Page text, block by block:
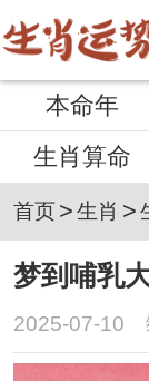
本命年
生肖算命
首页>生肖 >
梦到哺乳
2025-07-10